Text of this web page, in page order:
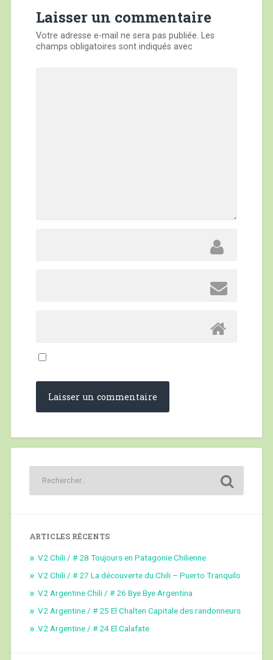
Laisser un commentaire
Votre adresse e-mail ne sera pas publiée. Les
champs obligatoires sont indiqués avec
ARTICLES RÉCENTS
V2 Chili / # 28 Toujours en Patagonie Chilienne
V2 Chili / # 27 La découverte du Chili – Puerto Tranquilo
V2 Argentine Chili / # 26 Bye Bye Argentina
V2 Argentine / # 25 El Chalten Capitale des randonneurs
V2 Argentine / # 24 El Calafate